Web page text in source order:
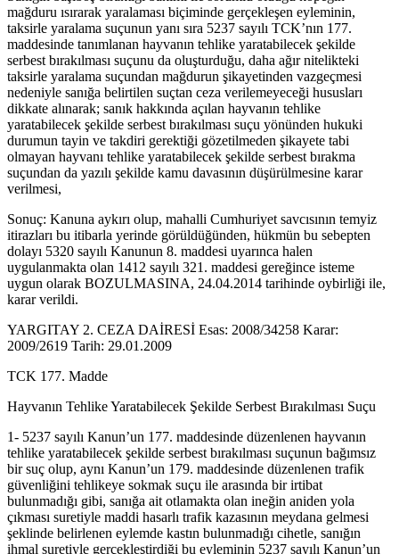
mağduru ısırarak yaralaması biçiminde gerçekleşen eyleminin,
taksirle yaralama suçunun yanı sıra 5237 sayılı TCK’nın 177.
maddesinde tanımlanan hayvanın tehlike yaratabilecek şekilde
serbest bırakılması suçunu da oluşturduğu, daha ağır nitelikteki
taksirle yaralama suçundan mağdurun şikayetinden vazgeçmesi
nedeniyle sanığa belirtilen suçtan ceza verilemeyeceği hususları
dikkate alınarak; sanık hakkında açılan hayvanın tehlike
yaratabilecek şekilde serbest bırakılması suçu yönünden hukuki
durumun tayin ve takdiri gerektiği gözetilmeden şikayete tabi
olmayan hayvanı tehlike yaratabilecek şekilde serbest bırakma
suçundan da yazılı şekilde kamu davasının düşürülmesine karar
verilmesi,
Sonuç: Kanuna aykırı olup, mahalli Cumhuriyet savcısının temyiz
itirazları bu itibarla yerinde görüldüğünden, hükmün bu sebepten
dolayı 5320 sayılı Kanunun 8. maddesi uyarınca halen
uygulanmakta olan 1412 sayılı 321. maddesi gereğince isteme
uygun olarak BOZULMASINA, 24.04.2014 tarihinde oybirliği ile,
karar verildi.
YARGITAY 2. CEZA DAİRESİ Esas: 2008/34258 Karar:
2009/2619 Tarih: 29.01.2009
TCK 177. Madde
Hayvanın Tehlike Yaratabilecek Şekilde Serbest Bırakılması Suçu
1- 5237 sayılı Kanun’un 177. maddesinde düzenlenen hayvanın
tehlike yaratabilecek şekilde serbest bırakılması suçunun bağımsız
bir suç olup, aynı Kanun’un 179. maddesinde düzenlenen trafik
güvenliğini tehlikeye sokmak suçu ile arasında bir irtibat
bulunmadığı gibi, sanığa ait otlamakta olan ineğin aniden yola
çıkması suretiyle maddi hasarlı trafik kazasının meydana gelmesi
şeklinde belirlenen eylemde kastın bulunmadığı cihetle, sanığın
ihmal suretiyle gerçekleştirdiği bu eyleminin 5237 sayılı Kanun’un